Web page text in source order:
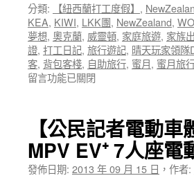
行
~【小
布
妹
愛
分類: 【紐西蘭打工度假】 ,
KEA, KIWI, LKK團, NewZealand,
夢想, 奧克蘭, 威靈頓, 家庭旅遊, 家族
證, 打工日記, 旅行遊記, 晴天玩家領隊
客, 背包客棧, 自助旅行, 蜜月, 蜜月旅
在
極
地
領
留言功能已關閉
【公民記者電動
MPV EV⁺ 7人座
發佈日期: 2013 年 09 月 15 日 ， 作者: